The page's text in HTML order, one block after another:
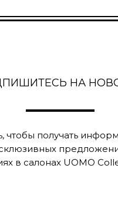
НА
чтобы получать
в салонах UOMO